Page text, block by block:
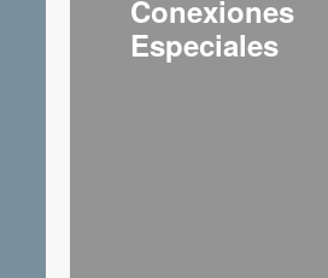
Conexiones
Especiales